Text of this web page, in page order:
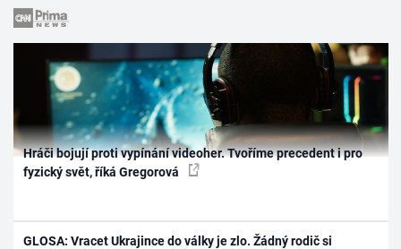
Hráči bojují proti vypínání videoher. Tvoříme precedent i pro
fyzický svět, říká Gregorová
GLOSA: Vracet Ukrajince do války je zlo. Žádný rodič si